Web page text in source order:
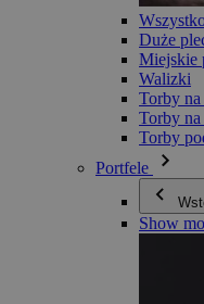
Duże
Miejskie
Walizki
Torby na
Torby na
Torby
Portfele
Show